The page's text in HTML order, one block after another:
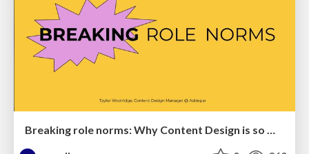
Breaking role norms: Why Content Design is so much more than writing copy - Taylor Woolridge